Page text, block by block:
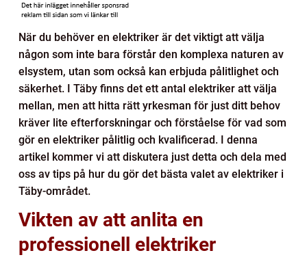
När du behöver en elektriker är det viktigt att välja
någon som inte bara förstår den komplexa naturen av
elsystem, utan som också kan erbjuda pålitlighet och
säkerhet. I Täby finns det ett antal elektriker att välja
mellan, men att hitta rätt yrkesman för just ditt behov
kräver lite efterforskningar och förståelse för vad som
gör en elektriker pålitlig och kvalificerad. I denna
artikel kommer vi att diskutera just detta och dela med
oss av tips på hur du gör det bästa valet av elektriker i
Täby-området.
Vikten av att anlita en
professionell elektriker